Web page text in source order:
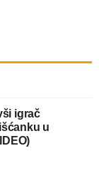
igrač
u